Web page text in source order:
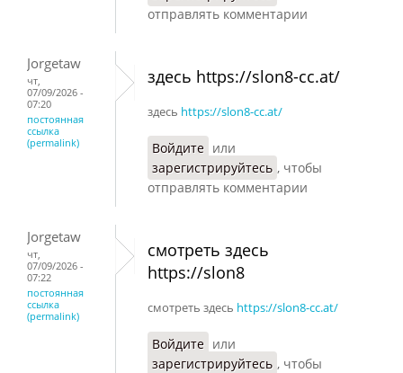
отправлять комментарии
Jorgetaw
чт,
07/09/2026 -
07:20
постоянная
ссылка
(permalink)
здесь https://slon8-cc.at/
здесь https://slon8-cc.at/
Войдите или
зарегистрируйтесь , чтобы
отправлять комментарии
Jorgetaw
чт,
07/09/2026 -
07:22
постоянная
ссылка
(permalink)
смотреть здесь
https://slon8
смотреть здесь https://slon8-cc.at/
Войдите или
зарегистрируйтесь , чтобы